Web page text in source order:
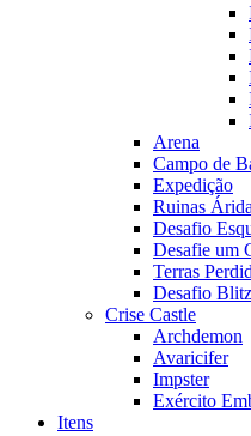
Arena
Campo de
Expedição
Ruinas
Desafio
Desafie um
Terras
Desafio Blitz
Crise Castle
Archdemon
Avaricifer
Impster
Exército
Itens